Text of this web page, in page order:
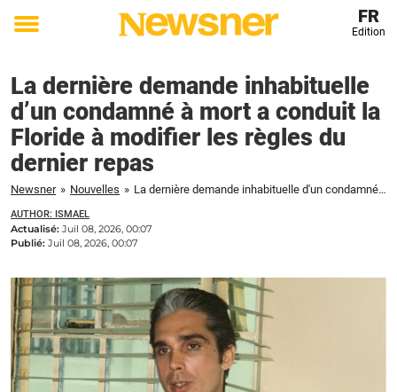
Toggle
FR
Edition
La dernière demande inhabituelle
d’un condamné à mort a conduit la
Floride à modifier les règles du
dernier repas
Newsner » Nouvelles » La dernière demande inhabituelle d'un condamné à mort a conduit la Floride à modifier les règles du dernier repas
AUTHOR: ISMAEL
Actualisé: Juil 08, 2026, 00:07
Publié: Juil 08, 2026, 00:07